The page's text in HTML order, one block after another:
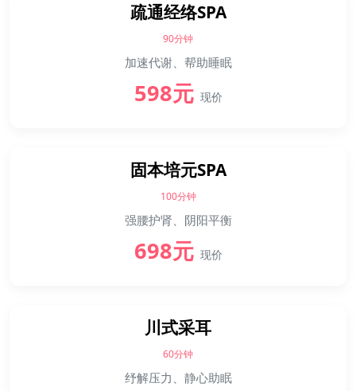
疏通经络SPA
90分钟
加速代谢、帮助睡眠
598元 现价
固本培元SPA
100分钟
强腰护肾、阴阳平衡
698元 现价
川式采耳
60分钟
纾解压力、静心助眠